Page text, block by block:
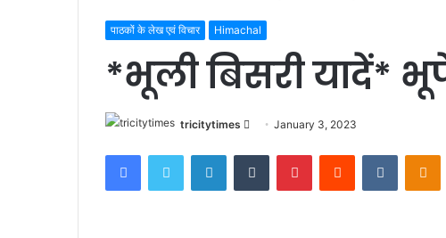
पाठकों के लेख एवं विचार Himachal
*भूली बिसरी यादें*
tricitytimes
Send
email
January 3, 2023
FacebookTwitter LinkedInTumblr PinterestReddit